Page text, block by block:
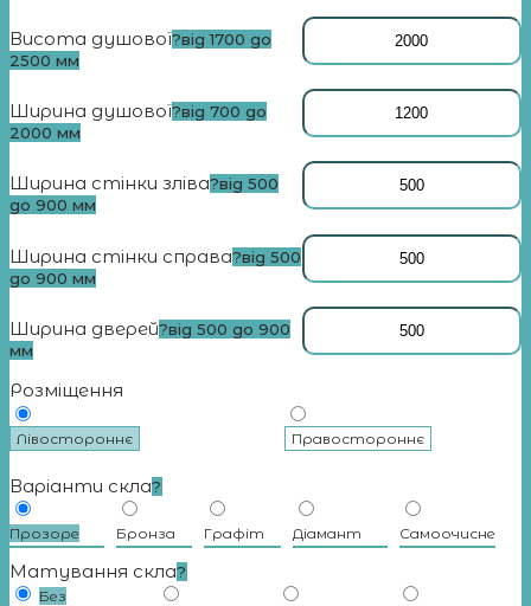
Висота душової?від 1700 до
2500 мм
Ширина душової?від 700 до
2000 мм
Ширина стінки зліва?від 500
до 900 мм
Ширина стінки справа?від 500
до 900 мм
Ширина дверей?від 500 до 900
мм
Розміщення
Лівостороннє Правостороннє
Варіанти скла?
Прозоре Бронза Графіт Діамант Самоочисне
Матування скла?
Без